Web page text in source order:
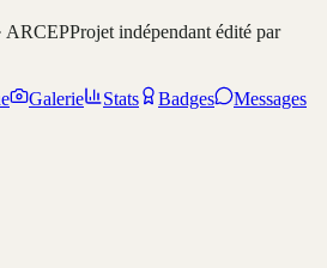
ARCEPProjet indépendant édité par
Galerie Stats Badges
Messages